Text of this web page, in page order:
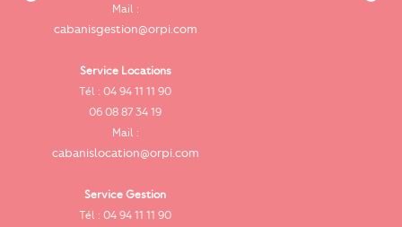
Mail :
cabanisgestion@orpi.com
Service Locations
Tél : 04 94 11 11 90
06 08 87 34 19
Mail :
cabanislocation@orpi.com
Service Gestion
Tél : 04 94 11 11 90